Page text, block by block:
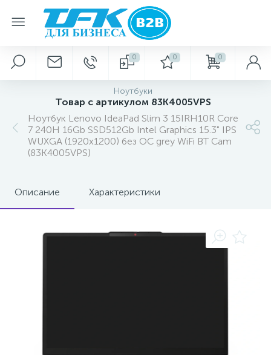
0 0 0
Ноутбуки
Товар с артикулом 83K4005VPS
Ноутбук Lenovo IdeaPad Slim 3 15IRH10R Core
7 240H 16Gb SSD512Gb Intel Graphics 15.3" IPS
WUXGA (1920x1200) без ОС grey WiFi BT Cam
(83K4005VPS)
Описание Характеристики